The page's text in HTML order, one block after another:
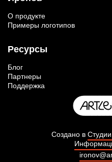
О продукте
Примеры логотипов
Ресурсы
Блог
Партнеры
Поддержка
Создано в